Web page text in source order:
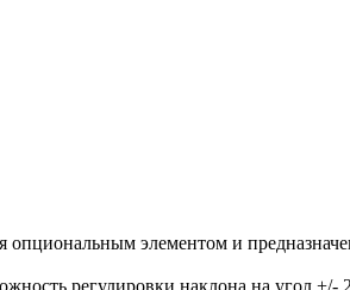
элементом и
регулировки наклона на угол